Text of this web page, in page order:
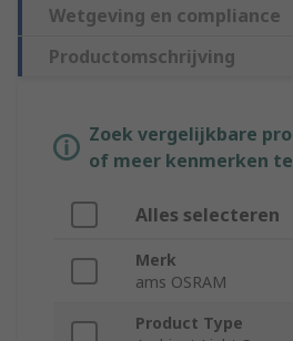
Wetgeving en compliance
Productomschrijving
Zoek vergelijkbare
of meer kenmerken
Alles selecteren
Merk
ams OSRAM
Product Type